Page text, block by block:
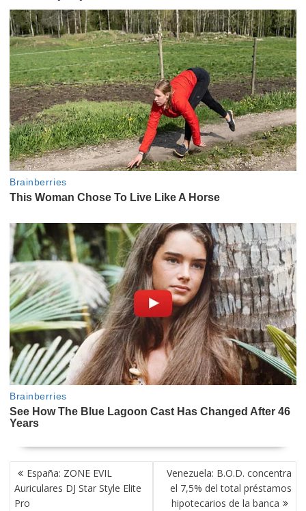
NAVEGACIÓN
DE
ENTRADAS
España: ZONE EVIL
Auriculares DJ Star Style Elite
Pro
Venezuela: B.O.D. concentra
el 7,5% del total préstamos
hipotecarios de la banca